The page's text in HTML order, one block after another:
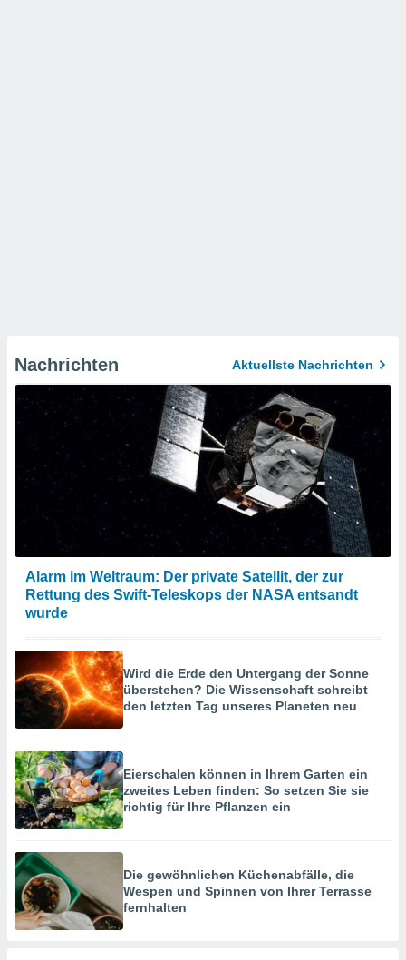
Nachrichten Aktuellste Nachrichten
Alarm im Weltraum: Der private Satellit, der zur
Rettung des Swift-Teleskops der NASA entsandt
wurde
Wird die Erde den Untergang der Sonne
überstehen? Die Wissenschaft schreibt
den letzten Tag unseres Planeten neu
Eierschalen können in Ihrem Garten ein
zweites Leben finden: So setzen Sie sie
richtig für Ihre Pflanzen ein
Die gewöhnlichen Küchenabfälle, die
Wespen und Spinnen von Ihrer Terrasse
fernhalten